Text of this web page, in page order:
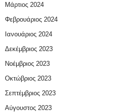
Μάρτιος 2024
Φεβρουάριος 2024
Ιανουάριος 2024
Δεκέμβριος 2023
Νοέμβριος 2023
Οκτώβριος 2023
Σεπτέμβριος 2023
Αύγουστος 2023